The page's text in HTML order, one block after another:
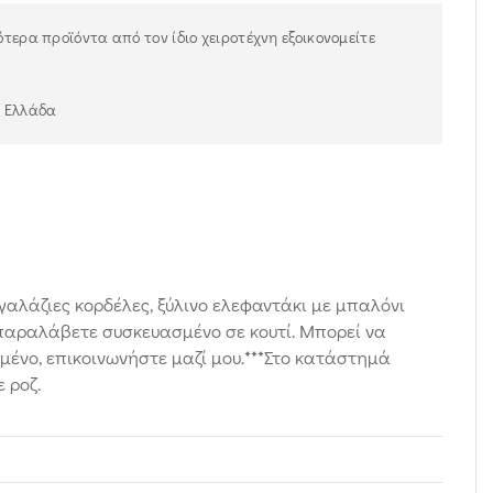
προϊόντα από τον ίδιο χειροτέχνη εξοικονομείτε
Ελλάδα
κορδέλες, ξύλινο ελεφαντάκι με μπαλόνι
συσκευασμένο σε κουτί. Μπορεί να
επικοινωνήστε μαζί μου.***Στο κατάστημά
ροζ.